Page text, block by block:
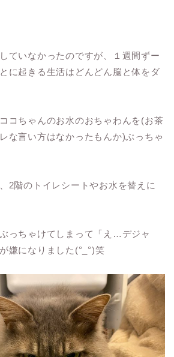
ていなかったのですが、１週間ずー
に起きる生活はどんどん脳と体をダ
コちゃんのお水のおちゃわんを(お茶
な言い方はなかったもんか)ぶっちゃ
2階のトイレシートやお水を替えに
っちゃけてしまって「え…デジャ
になりました(°_°)笑